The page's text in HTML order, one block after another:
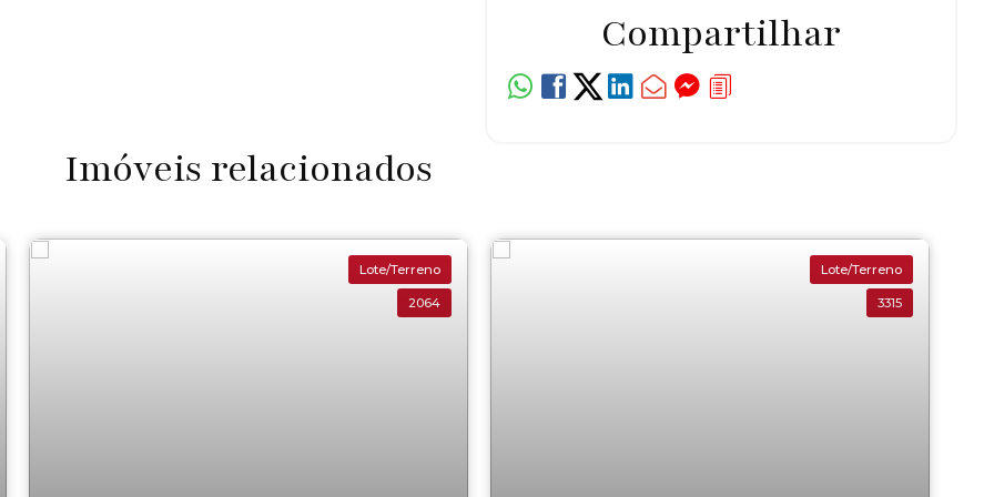
Compartilhar
Imóveis relacionados
Lote/Terreno
2064
Lote/Terreno
3315